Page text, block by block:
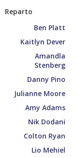
Reparto
Ben Platt
Kaitlyn Dever
Amandla
Stenberg
Danny Pino
Julianne Moore
Amy Adams
Nik Dodani
Colton Ryan
Lio Mehiel